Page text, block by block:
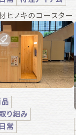
ヒノキのコースター
り組み
常